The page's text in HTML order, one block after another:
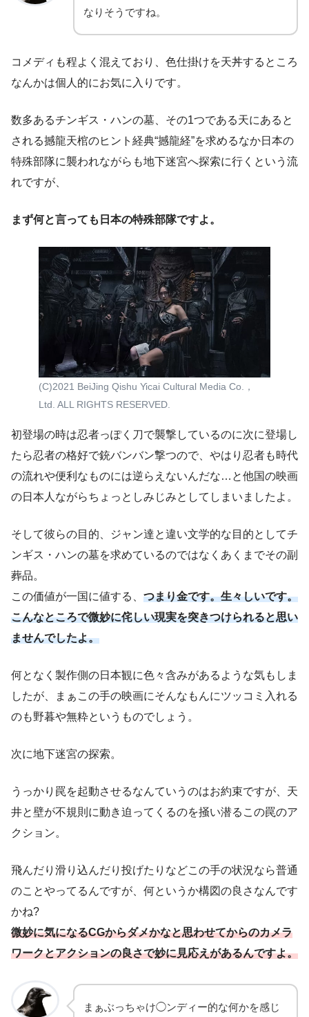
なりそうですね。
コメディも程よく混えており、色仕掛けを天丼するところ
なんかは個人的にお気に入りです。
数多あるチンギス・ハンの墓、その1つである天にあると
される撼龍天棺のヒント経典“撼龍経”を求めるなか日本の
特殊部隊に襲われながらも地下迷宮へ探索に行くという流
れですが、
まず何と言っても日本の特殊部隊ですよ。
(C)2021 BeiJing Qishu Yicai Cultural Media Co.，
Ltd. ALL RIGHTS RESERVED.
初登場の時は忍者っぽく刀で襲撃しているのに次に登場し
たら忍者の格好で銃バンバン撃つので、やはり忍者も時代
の流れや便利なものには逆らえないんだな…と他国の映画
の日本人ながらちょっとしみじみとしてしまいましたよ。
そして彼らの目的、ジャン達と違い文学的な目的としてチ
ンギス・ハンの墓を求めているのではなくあくまでその副
葬品。
この価値が一国に値する、 つまり金です。生々しいです。
こんなところで微妙に侘しい現実を突きつけられると思い
ませんでしたよ。
何となく製作側の日本観に色々含みがあるような気もしま
したが、まぁこの手の映画にそんなもんにツッコミ入れる
のも野暮や無粋というものでしょう。
次に地下迷宮の探索。
うっかり罠を起動させるなんていうのはお約束ですが、天
井と壁が不規則に動き迫ってくるのを掻い潜るこの罠のア
クション。
飛んだり滑り込んだり投げたりなどこの手の状況なら普通
のことやってるんですが、何というか構図の良さなんです
かね?
微妙に気になるCGからダメかなと思わせてからのカメラ
ワークとアクションの良さで妙に見応えがあるんですよ。
まぁぶっちゃけ◯ンディー的な何かを感じ